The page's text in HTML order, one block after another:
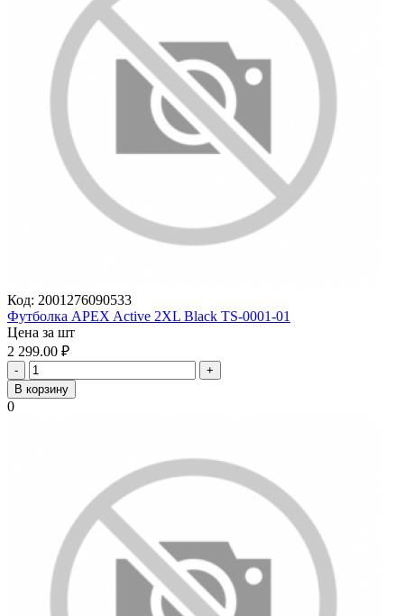
Код: 2001276090533
Футболка APEX Active 2XL Black TS-0001-01
Цена за шт
2 299.00 ₽
-
+
В корзину
0